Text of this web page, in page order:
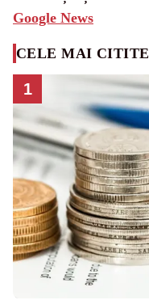
Google News
CELE MAI CITITE
1